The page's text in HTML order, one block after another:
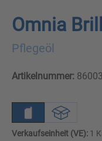
Omnia
Pflegeöl
Artikelnummer:
Verkaufseinheit (VE): 1